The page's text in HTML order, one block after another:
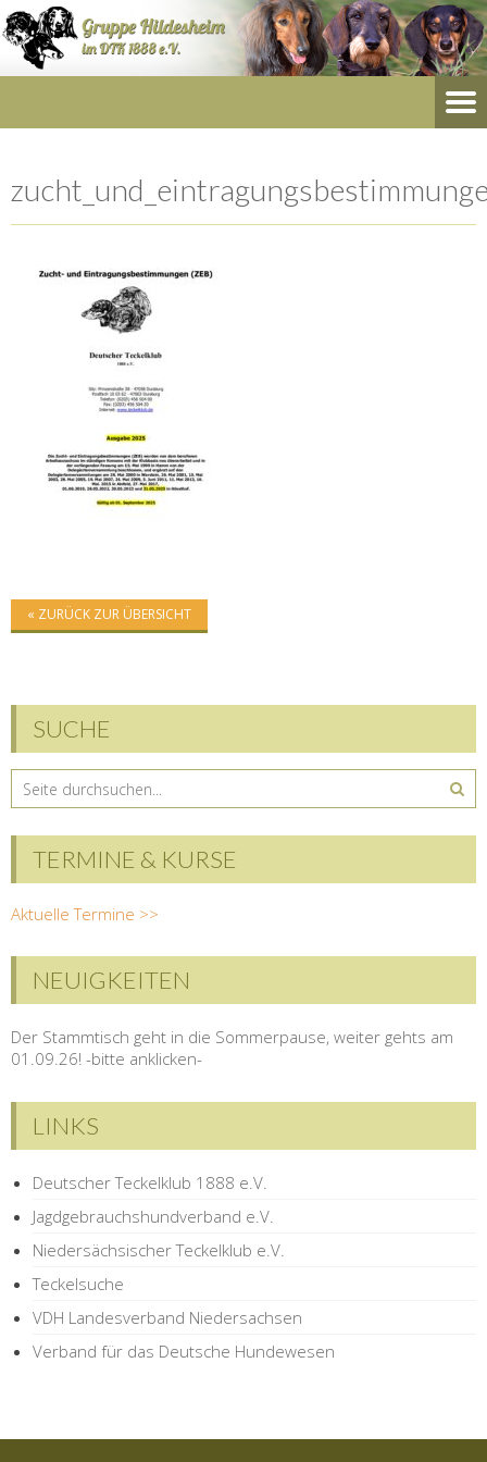
« ZURÜCK ZUR ÜBERSICHT
SUCHE
TERMINE & KURSE
Aktuelle Termine >>
NEUIGKEITEN
Der Stammtisch geht in die Sommerpause, weiter gehts am
01.09.26! -bitte anklicken-
LINKS
Deutscher Teckelklub 1888 e.V.
Jagdgebrauchshundverband e.V.
Niedersächsischer Teckelklub e.V.
Teckelsuche
VDH Landesverband Niedersachsen
Verband für das Deutsche Hundewesen